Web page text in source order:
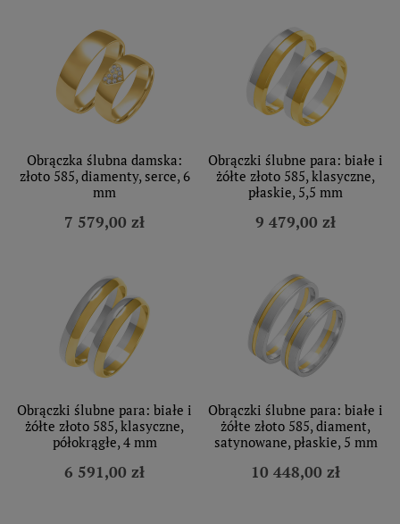
Obrączka ślubna damska:
złoto 585, diamenty, serce, 6
mm
7 579,00 zł
Obrączki ślubne para: białe i
żółte złoto 585, klasyczne,
płaskie, 5,5 mm
9 479,00 zł
Obrączki ślubne para: białe i
żółte złoto 585, klasyczne,
półokrągłe, 4 mm
6 591,00 zł
Obrączki ślubne para: białe i
żółte złoto 585, diament,
satynowane, płaskie, 5 mm
10 448,00 zł